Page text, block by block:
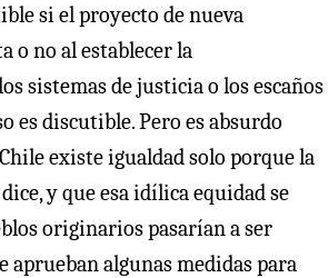
si el proyecto de nueva
o no al establecer la
sistemas de justicia o los escaños
es discutible. Pero es absurdo
existe igualdad solo porque la
y que esa idílica equidad se
originarios pasarían a ser
aprueban algunas medidas para